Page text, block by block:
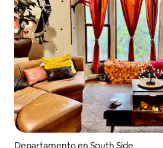
Departamento en South Side